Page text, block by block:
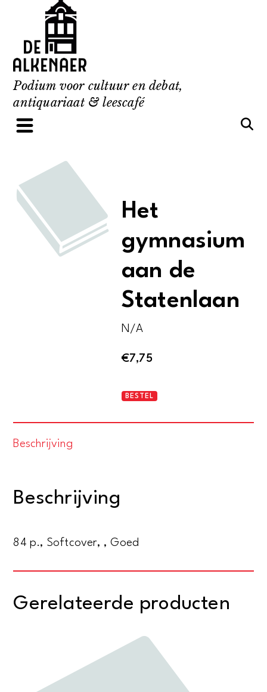
content
Podium voor cultuur en debat,
antiquariaat & leescafé
Het
gymnasium
aan de
Statenlaan
N/A
€7,75
Het
BESTEL
Beschrijving
Beschrijving
84 p., Softcover, , Goed
Gerelateerde producten